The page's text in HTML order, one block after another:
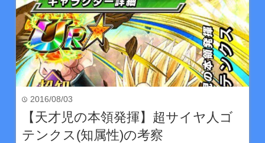
time 2016/08/03
【天才児の本領発揮】超サイヤ人ゴ
テンクス(知属性)の考察